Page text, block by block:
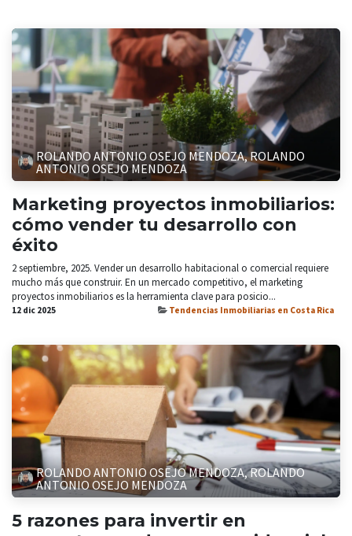
ROLANDO ANTONIO OSEJO MENDOZA, ROLANDO
ANTONIO OSEJO MENDOZA
Marketing proyectos inmobiliarios:
cómo vender tu desarrollo con
éxito
2 septiembre, 2025. Vender un desarrollo habitacional o comercial requiere
mucho más que construir. En un mercado competitivo, el marketing
proyectos inmobiliarios es la herramienta clave para posicio...
12 dic 2025 Tendencias Inmobiliarias en Costa Rica
ROLANDO ANTONIO OSEJO MENDOZA, ROLANDO
ANTONIO OSEJO MENDOZA
5 razones para invertir en